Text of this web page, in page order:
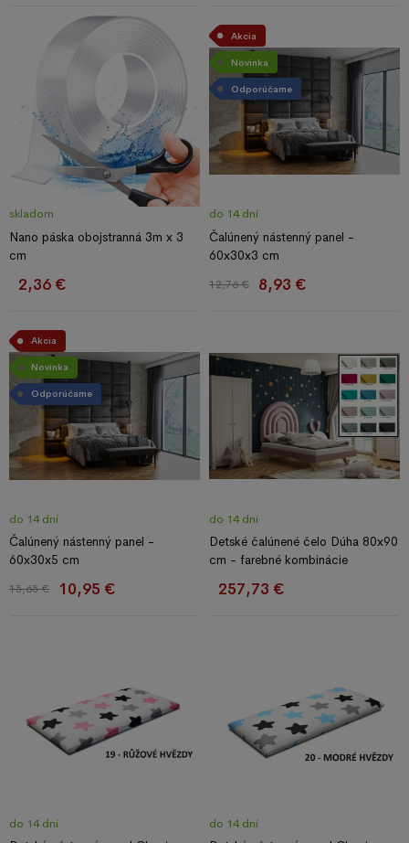
skladom
Nano páska obojstranná 3m x 3
cm
2,36 €
Akcia
Novinka
Odporúčame
do 14 dní
Čalúnený nástenný panel -
60x30x3 cm
12,76 € 8,93 €
Akcia
Novinka
Odporúčame
do 14 dní
Čalúnený nástenný panel -
60x30x5 cm
15,65 € 10,95 €
do 14 dní
Detské čalúnené čelo Dúha 80x90
cm - farebné kombinácie
257,73 €
do 14 dní
do 14 dní